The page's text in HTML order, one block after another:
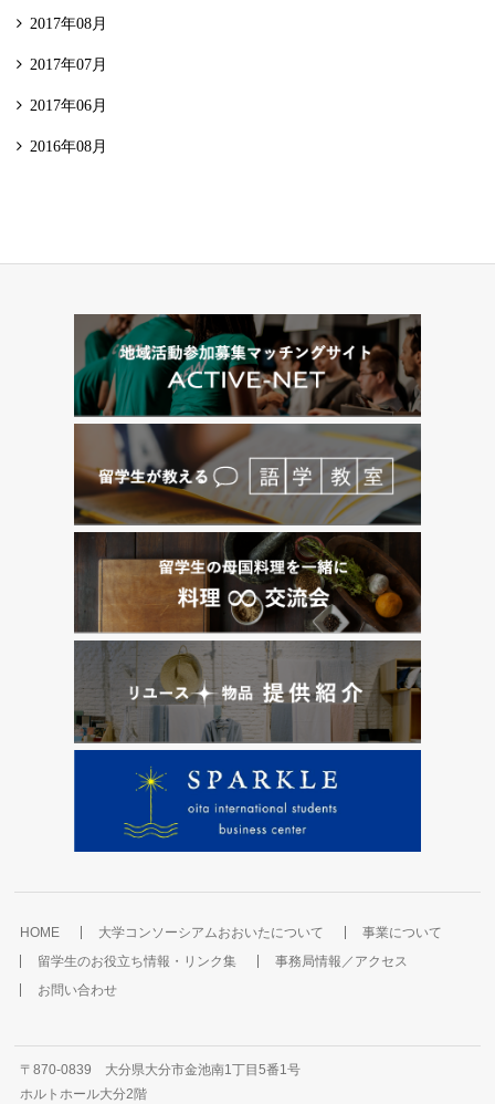
2017年08月
2017年07月
2017年06月
2016年08月
HOME 大学コンソーシアムおおいたについて
事業について
留学生のお役立ち情報・リンク集
事務局情報／アクセス
お問い合わせ
〒870-0839 大分県大分市金池南1丁目5番1号
ホルトホール大分2階